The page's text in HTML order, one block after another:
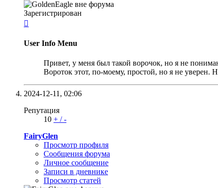
Зарегистрирован

User Info Menu
Привет, у меня был такой ворочок, но я не
Ворoток этот, по-моему, простой, но я не уверен.
2024-12-11, 02:06
Репутация
10 + /-
FairyGlen
Просмотр профиля
Сообщения форума
Личное сообщение
Записи в дневнике
Просмотр статей